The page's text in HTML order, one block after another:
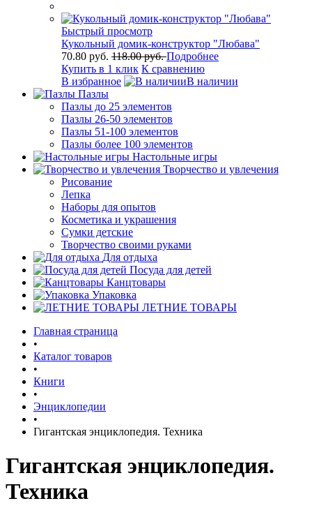
Быстрый просмотр
Кукольный домик-конструктор "Любава"
70.80 руб. 118.00 руб.Подробнее
Купить в 1 клик К сравнению
В избранное
В наличии
Пазлы
Пазлы до 25 элементов
Пазлы 26-50 элементов
Пазлы 51-100 элементов
Пазлы более 100 элементов
Настольные игры
Творчество и увлечения
Рисование
Лепка
Наборы для опытов
Косметика и украшения
Сумки детские
Творчество своими руками
Для отдыха
Посуда для детей
Канцтовары
Упаковка
ЛЕТНИЕ ТОВАРЫ
Главная страница
•
Каталог товаров
•
Книги
•
Энциклопедии
•
Гигантская энциклопедия. Техника
Гигантская энциклопедия.
Техника